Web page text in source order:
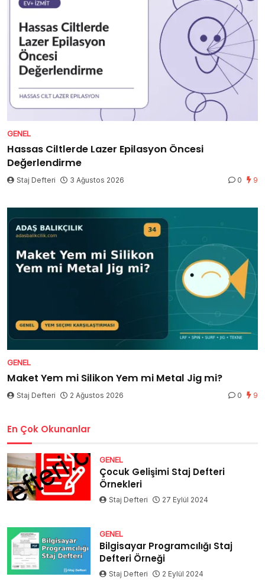
GENEL
Hassas Ciltlerde Lazer Epilasyon Öncesi
Değerlendirme
Staj Defteri 3 Ağustos 2026 0 9
GENEL
Maket Yem mi Silikon Yem mi Metal Jig mi?
Staj Defteri 2 Ağustos 2026 0 9
En Çok Okunanlar
GENEL
Çocuk Gelişimi Staj Defteri
Örnekleri
Staj Defteri 27 Eylül 2024
GENEL
Bilgisayar Programcılığı Staj
Defteri Örneği
Staj Defteri 2 Eylül 2024